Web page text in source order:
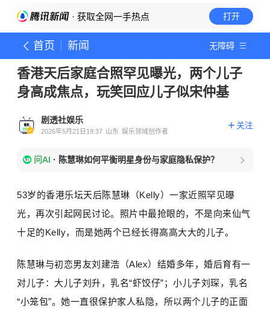
· 获取全网一手热点 打开
首页 新闻 无障碍
香港天后家庭合照罕见曝光，两个儿子
身高成焦点，玩笑回应儿子似宋仲基
剧透社娱乐
2026年5月21日19:37 山东 娱乐领域创作者
关注
问AI · 陈慧琳如何平衡明星身份与家庭隐私保护？
53岁的香港乐坛天后陈慧琳（Kelly）一家近照罕见曝
光，再次引起网民讨论。照片中最抢眼的，不是向来仙气
十足的Kelly，而是她两个已经长得高高大大的儿子。
陈慧琳与初恋男友刘建浩（Alex）结婚多年，婚后育有一
对儿子：大儿子刘升，乳名“虾饺仔”；小儿子刘琛，乳名
“小笼包”。她一直很保护家人私隐，所以两个儿子的正面